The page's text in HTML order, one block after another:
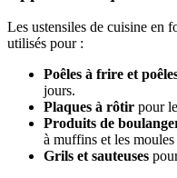
Les ustensiles de cuisine en
utilisés pour :
Poêles à frire et
jours.
Plaques à rôtir pour
Produits de
à muffins et les moules
Grils et sauteuses